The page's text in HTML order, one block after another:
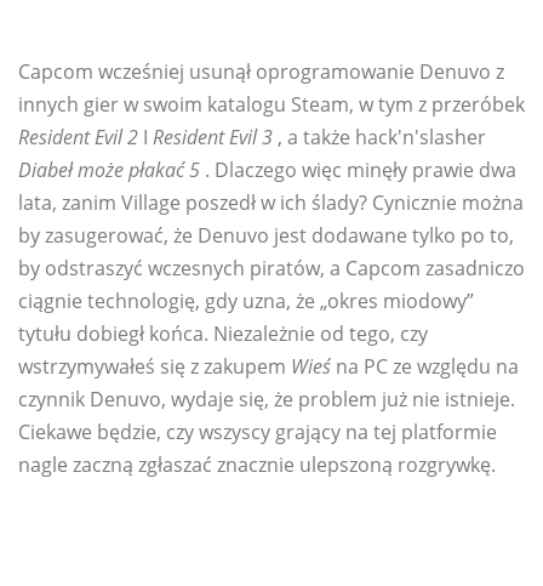
Capcom wcześniej usunął oprogramowanie Denuvo z
innych gier w swoim katalogu Steam, w tym z przeróbek
Resident Evil 2 I Resident Evil 3 , a także hack'n'slasher
Diabeł może płakać 5 . Dlaczego więc minęły prawie dwa
lata, zanim Village poszedł w ich ślady? Cynicznie można
by zasugerować, że Denuvo jest dodawane tylko po to,
by odstraszyć wczesnych piratów, a Capcom zasadniczo
ciągnie technologię, gdy uzna, że ​​„okres miodowy”
tytułu dobiegł końca. Niezależnie od tego, czy
wstrzymywałeś się z zakupem Wieś na PC ze względu na
czynnik Denuvo, wydaje się, że problem już nie istnieje.
Ciekawe będzie, czy wszyscy grający na tej platformie
nagle zaczną zgłaszać znacznie ulepszoną rozgrywkę.